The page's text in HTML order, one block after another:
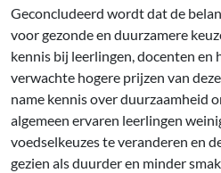
Geconcludeerd wordt dat de
voor gezonde en duurzamere
kennis bij leerlingen, docenten en
verwachte hogere prijzen van
name kennis over duurzaamheid
algemeen ervaren leerlingen
voedselkeuzes te veranderen en
gezien als duurder en minder